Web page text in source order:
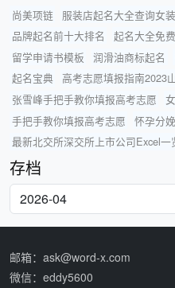
尚美项链 服装店起名大全查询女装
品牌起名前十大排名
起名大全免
留学申请书模板
润滑油商标起名
起名宝典
高考志愿填报指南2023
张雪峰手把手教你填报高考志愿
手把手教你填报高考志愿
怀孕分
最新北交所深交所上市公司Excel一
存档
邮箱：ask@word-x.com
微信：eddy5600